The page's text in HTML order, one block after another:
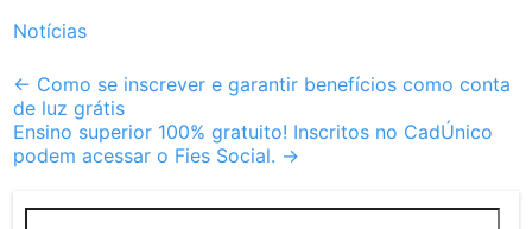
Notícias
Post
navigation
← Como se inscrever e garantir benefícios como conta
de luz grátis
Ensino superior 100% gratuito! Inscritos no CadÚnico
podem acessar o Fies Social. →